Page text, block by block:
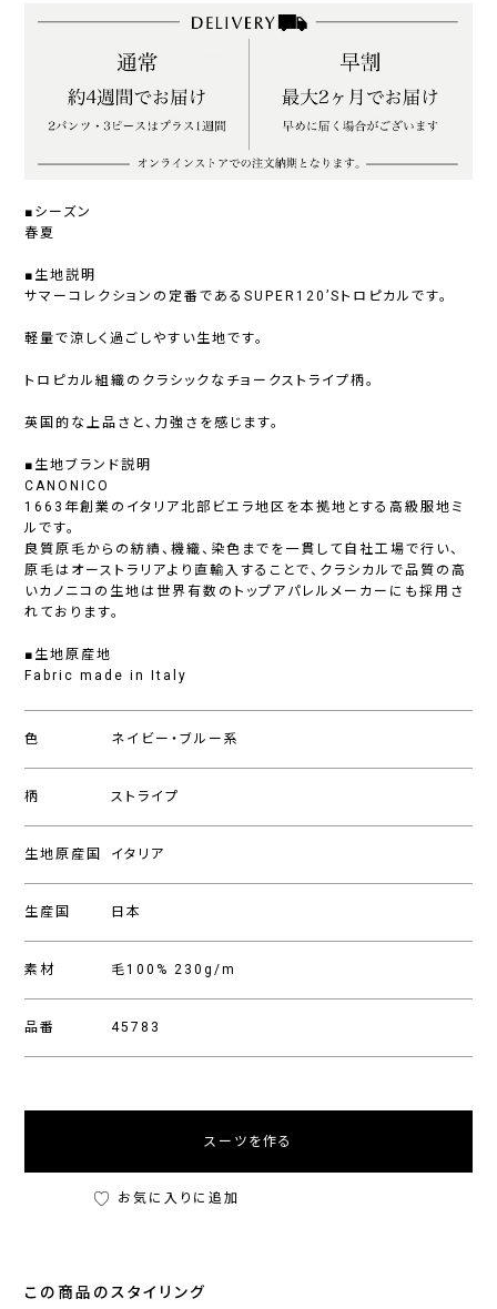
■シーズン
春夏
■生地説明
サマーコレクションの定番であるSUPER120’Sトロピカルです。
軽量で涼しく過ごしやすい生地です。
トロピカル組織のクラシックなチョークストライプ柄。
英国的な上品さと、力強さを感じます。
■生地ブランド説明
CANONICO
1663年創業のイタリア北部ビエラ地区を本拠地とする高級服地ミ
ルです。
良質原毛からの紡績、機織、染色までを一貫して自社工場で行い、
原毛はオーストラリアより直輸入することで、クラシカルで品質の高
いカノニコの生地は世界有数のトップアパレルメーカーにも採用さ
れております。
■生地原産地
Fabric made in Italy
色 ネイビー・ブルー系
柄 ストライプ
生地原産国 イタリア
生産国 日本
素材 毛100% 230g/m
品番 45783
スーツを作る
お気に入りに追加
この商品のスタイリング